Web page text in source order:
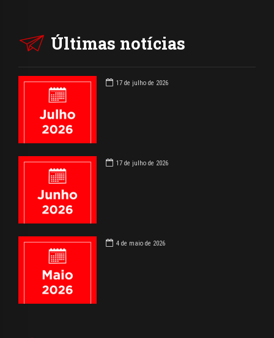
Últimas notícias
17 de julho de 2026
17 de julho de 2026
4 de maio de 2026